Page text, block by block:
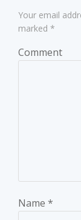
Your email
marked *
Comment
Name *